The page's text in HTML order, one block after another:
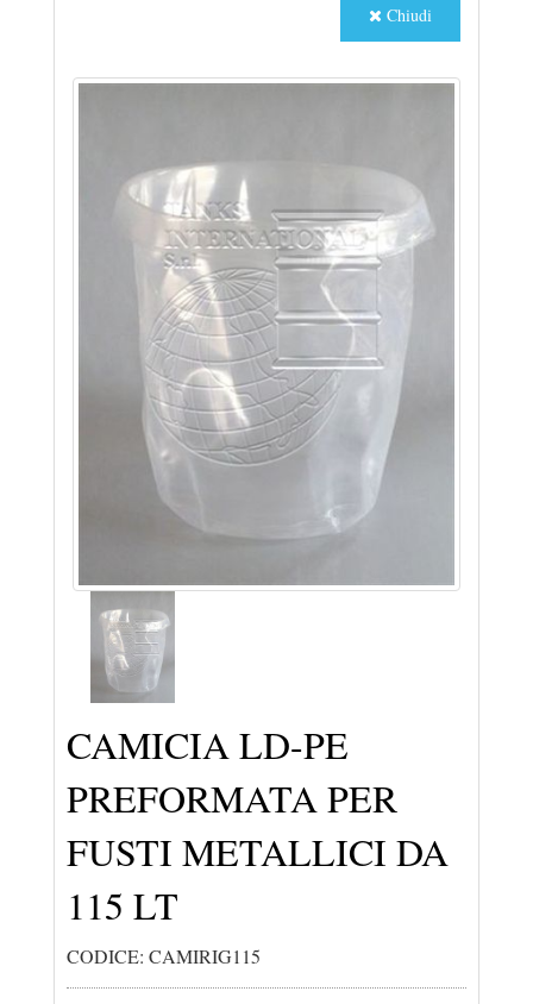
Chiudi
CAMICIA LD-PE
PREFORMATA PER
FUSTI METALLICI DA
115 LT
CODICE: CAMIRIG115